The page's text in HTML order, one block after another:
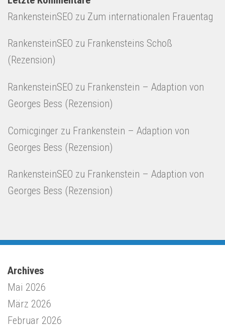
RankensteinSEO zu Zum internationalen Frauentag
RankensteinSEO zu Frankensteins Schoß
(Rezension)
RankensteinSEO zu Frankenstein – Adaption von
Georges Bess (Rezension)
Comicginger zu Frankenstein – Adaption von
Georges Bess (Rezension)
RankensteinSEO zu Frankenstein – Adaption von
Georges Bess (Rezension)
Archives
Mai 2026
März 2026
Februar 2026